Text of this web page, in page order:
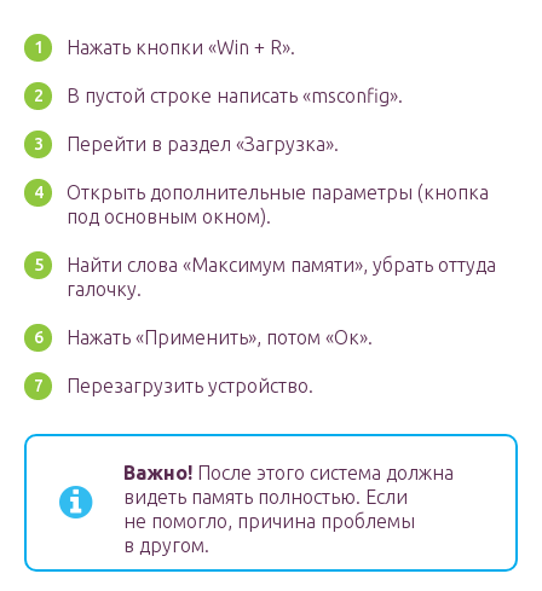
Нажать кнопки «Win + R».
В пустой строке написать «msconfig».
Перейти в раздел «Загрузка».
Открыть дополнительные параметры (кнопка
под основным окном).
Найти слова «Максимум памяти», убрать оттуда
галочку.
Нажать «Применить», потом «Ок».
Перезагрузить устройство.
Важно! После этого система должна
видеть память полностью. Если
не помогло, причина проблемы
в другом.